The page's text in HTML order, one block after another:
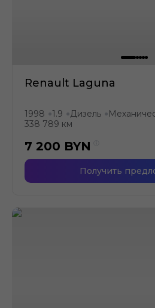
Renault Laguna
1998 ●1.9 ●Дизель ●
338 789 км
7 200 BYN
Получить